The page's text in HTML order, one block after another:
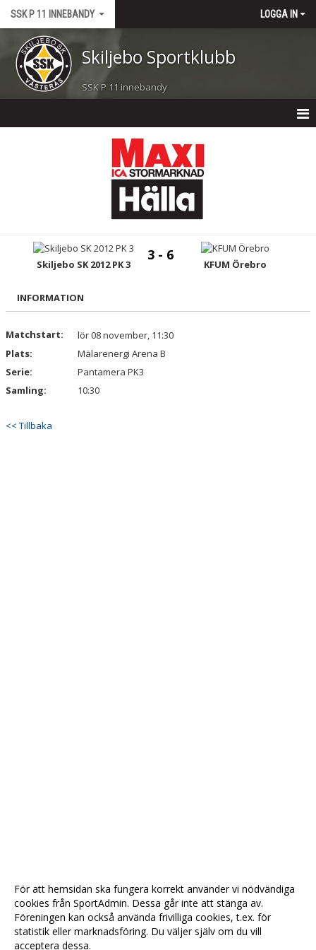
SSK P 11 INNEBANDY LOGGA IN
Skiljebo Sportklubb
SSK P 11 innebandy
TRUPPEN
BILDGALLERI
Skiljebo SK 2012 PK 3
3 - 6
KFUM Örebro
INFORMATION
Matchstart:
lör 08 november, 11:30
Plats:
Mälarenergi Arena B
Serie:
Pantamera PK3
Samling:
10:30
<< Tillbaka
För att hemsidan ska fungera korrekt använder vi nödvändiga
cookies från SportAdmin. Dessa går inte att stänga av.
Föreningen kan också använda frivilliga cookies, t.ex. för
statistik eller marknadsföring. Du väljer själv om du vill
acceptera dessa.